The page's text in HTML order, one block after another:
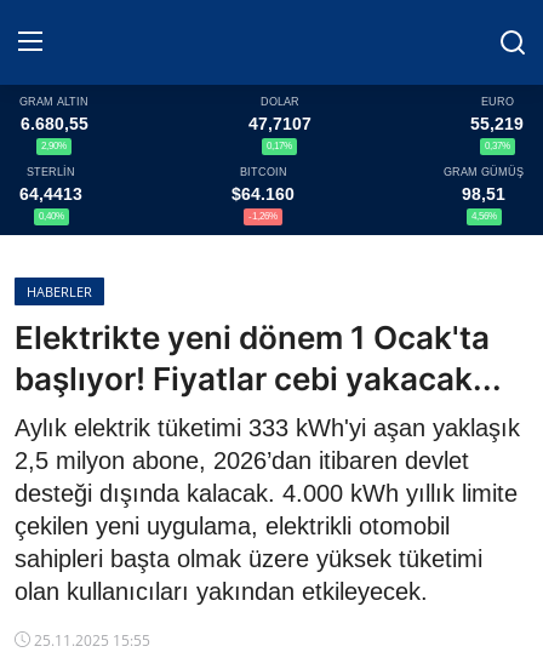
Haberler
Döviz
Altın Fiyatları
Döviz Kurları
Fonlar
Kripto Paralar
Çeviriciler
TCMB Kurları
Emtia Fiyatları
GRAM ALTIN
6.680,55
2,90%
DOLAR
47,7107
0,17%
EURO
55,219
0,37%
STERLİN
64,4413
0,40%
BITCOIN
$64.160
-1,26%
GRAM GÜMÜŞ
98,51
4,56%
HABERLER
Elektrikte yeni dönem 1 Ocak'ta
başlıyor! Fiyatlar cebi yakacak...
Aylık elektrik tüketimi 333 kWh'yi aşan yaklaşık
2,5 milyon abone, 2026’dan itibaren devlet
desteği dışında kalacak. 4.000 kWh yıllık limite
çekilen yeni uygulama, elektrikli otomobil
sahipleri başta olmak üzere yüksek tüketimi
olan kullanıcıları yakından etkileyecek.
25.11.2025 15:55